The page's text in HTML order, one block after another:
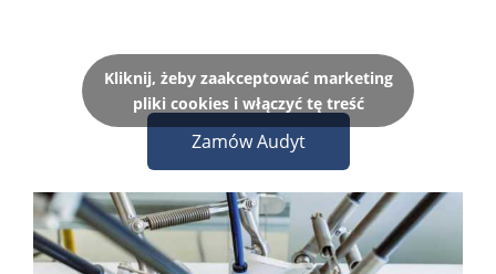
Kliknij, żeby zaakceptować marketing
pliki cookies i włączyć tę treść
Zamów Audyt